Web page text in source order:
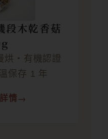
段木乾香菇
烘・有機認證
保存 1 年
情